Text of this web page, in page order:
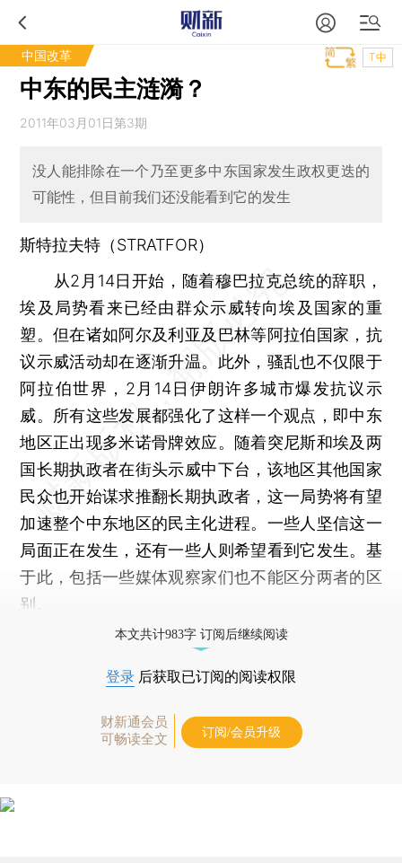
中国改革 T中
中东的民主涟漪？
2011年03月01日第3期
没人能排除在一个乃至更多中东国家发生政权更迭的
可能性，但目前我们还没能看到它的发生
斯特拉夫特（STRATFOR）
从2月14日开始，随着穆巴拉克总统的辞职，
埃及局势看来已经由群众示威转向埃及国家的重
塑。但在诸如阿尔及利亚及巴林等阿拉伯国家，抗
议示威活动却在逐渐升温。此外，骚乱也不仅限于
阿拉伯世界，2月14日伊朗许多城市爆发抗议示
威。所有这些发展都强化了这样一个观点，即中东
地区正出现多米诺骨牌效应。随着突尼斯和埃及两
国长期执政者在街头示威中下台，该地区其他国家
民众也开始谋求推翻长期执政者，这一局势将有望
加速整个中东地区的民主化进程。一些人坚信这一
局面正在发生，还有一些人则希望看到它发生。基
于此，包括一些媒体观察家们也不能区分两者的区
别。
本文共计983字 订阅后继续阅读
登录 后获取已订阅的阅读权限
财新通会员
可畅读全文
订阅/会员升级